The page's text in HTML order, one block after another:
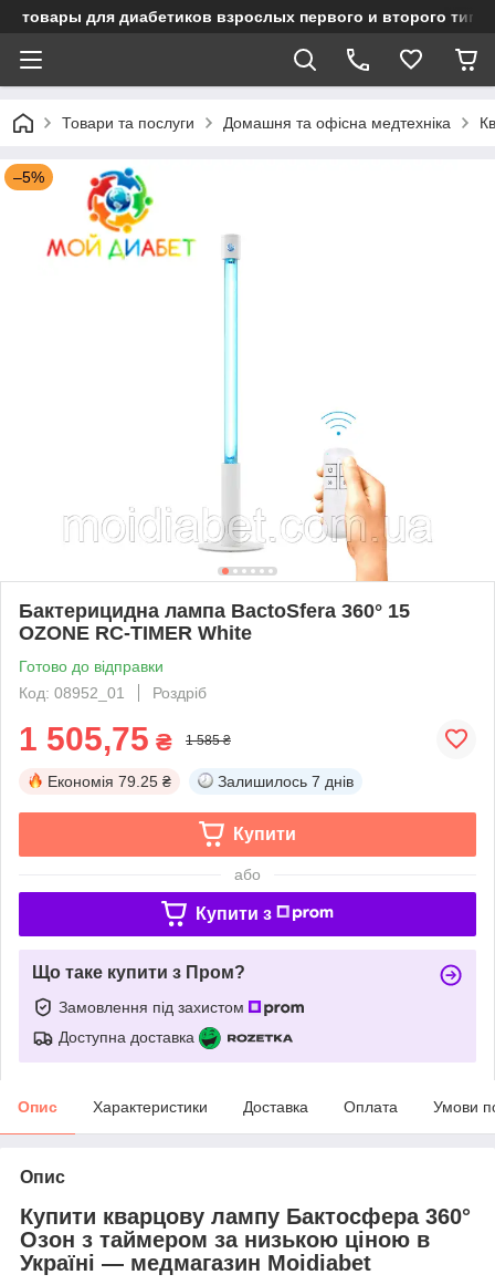
товары для диабетиков взрослых первого и второго типа
Товари та послуги Домашня та офісна медтехніка
–5%
Бактерицидна лампа BactoSfera 360° 15
OZONE RC-TIMER White
Готово до відправки
Код: 08952_01
Роздріб
1 505,75 ₴ 1 585 ₴
Економія 79.25 ₴ Залишилось 7 днів
Купити
або
Купити з
Що таке купити з Пром?
Замовлення під захистом
Доступна доставка
Опис Характеристики Доставка Оплата Умови
Опис
Купити кварцову лампу Бактосфера 360°
Озон з таймером за низькою ціною в
Україні — медмагазин Moidiabet